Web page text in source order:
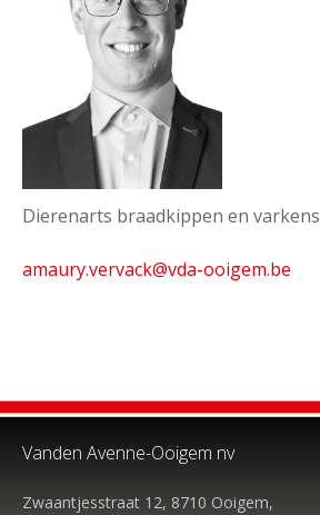
Dierenarts braadkippen en varkens
amaury.vervack@vda-ooigem.be
Vanden Avenne-Ooigem nv
Zwaantjesstraat 12, 8710 Ooigem,